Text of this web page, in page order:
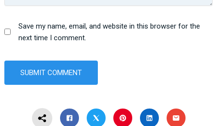
Save my name, email, and website in this browser for the
next time I comment.